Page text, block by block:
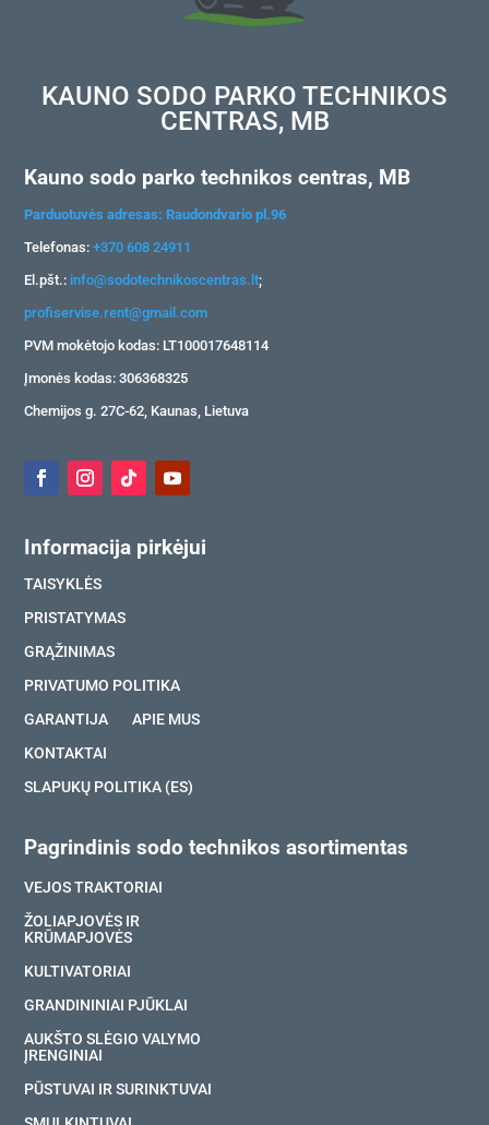
KAUNO SODO PARKO TECHNIKOS
CENTRAS, MB
Kauno sodo parko technikos centras, MB
Parduotuvės adresas: Raudondvario pl.96
Telefonas:+370 608 24911
El.pšt.: info@sodotechnikoscentras.lt;
profiservise.rent@gmail.com
PVM mokėtojo kodas: LT100017648114
Įmonės kodas: 306368325
Chemijos g. 27C-62, Kaunas, Lietuva
Informacija pirkėjui
TAISYKLĖS
PRISTATYMAS
GRĄŽINIMAS
PRIVATUMO POLITIKA
GARANTIJA
APIE MUS
KONTAKTAI
SLAPUKŲ POLITIKA (ES)
Pagrindinis sodo technikos asortimentas
VEJOS TRAKTORIAI
ŽOLIAPJOVĖS IR
KRŪMAPJOVĖS
KULTIVATORIAI
GRANDININIAI PJŪKLAI
AUKŠTO SLĖGIO VALYMO
ĮRENGINIAI
PŪSTUVAI IR SURINKTUVAI